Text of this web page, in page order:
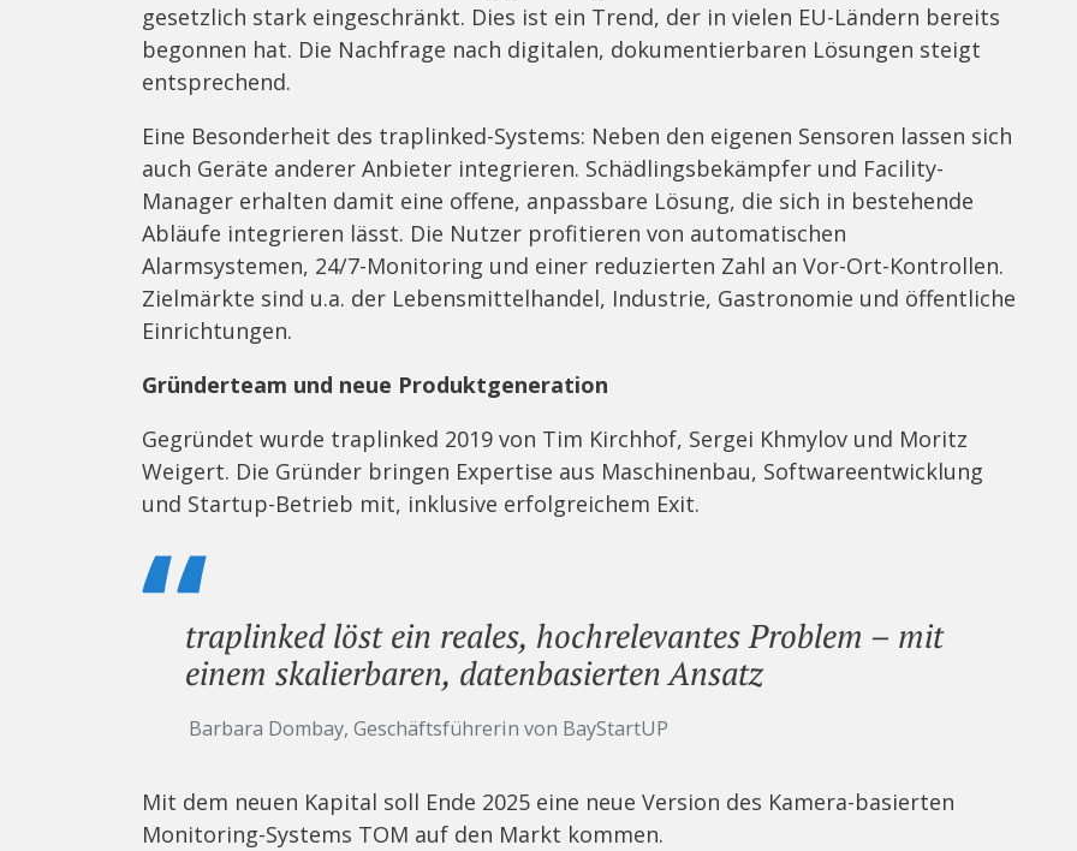
gesetzlich stark eingeschränkt. Dies ist ein Trend, der in vielen EU-Ländern bereits
begonnen hat. Die Nachfrage nach digitalen, dokumentierbaren Lösungen steigt
entsprechend.
Eine Besonderheit des traplinked-Systems: Neben den eigenen Sensoren lassen sich
auch Geräte anderer Anbieter integrieren. Schädlingsbekämpfer und Facility-
Manager erhalten damit eine offene, anpassbare Lösung, die sich in bestehende
Abläufe integrieren lässt. Die Nutzer profitieren von automatischen
Alarmsystemen, 24/7-Monitoring und einer reduzierten Zahl an Vor-Ort-Kontrollen.
Zielmärkte sind u.a. der Lebensmittelhandel, Industrie, Gastronomie und öffentliche
Einrichtungen.
Gründerteam und neue Produktgeneration
Gegründet wurde traplinked 2019 von Tim Kirchhof, Sergei Khmylov und Moritz
Weigert. Die Gründer bringen Expertise aus Maschinenbau, Softwareentwicklung
und Startup-Betrieb mit, inklusive erfolgreichem Exit.
traplinked löst ein reales, hochrelevantes Problem – mit
einem skalierbaren, datenbasierten Ansatz
Barbara Dombay, Geschäftsführerin von BayStartUP
Mit dem neuen Kapital soll Ende 2025 eine neue Version des Kamera-basierten
Monitoring-Systems TOM auf den Markt kommen.